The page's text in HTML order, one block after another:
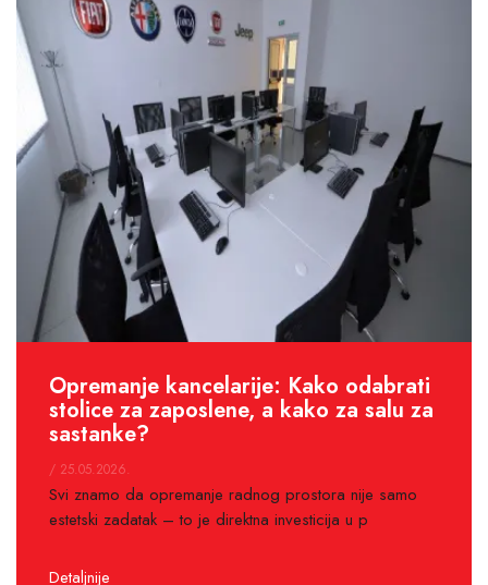
Opremanje kancelarije: Kako odabrati
stolice za zaposlene, a kako za salu za
sastanke?
/ 25.05.2026.
Svi znamo da opremanje radnog prostora nije samo
estetski zadatak – to je direktna investicija u p
Detaljnije